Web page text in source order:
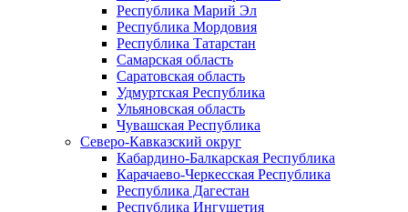
Республика Марий Эл
Республика Мордовия
Республика Татарстан
Самарская область
Саратовская область
Удмуртская Республика
Ульяновская область
Чувашская Республика
Северо-Кавказский округ
Кабардино-Балкарская Республика
Карачаево-Черкесская Республика
Республика Дагестан
Республика Ингушетия